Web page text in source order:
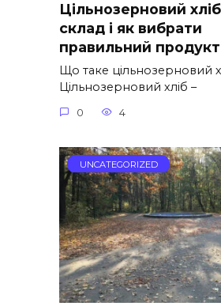
Цільнозерновий
склад і як вибрати
правильний продукт
Що таке цільнозерновий
Цільнозерновий хліб –
0 4
UNCATEGORIZED